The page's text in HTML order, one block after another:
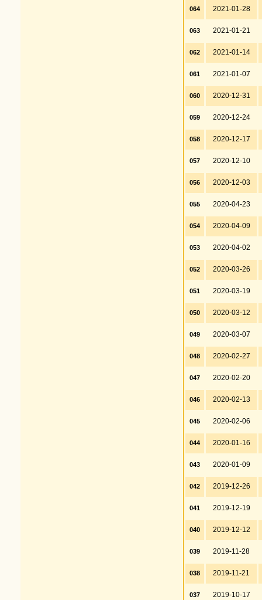
064 2021-01-28
063 2021-01-21
062 2021-01-14
061 2021-01-07
060 2020-12-31
059 2020-12-24
058 2020-12-17
057 2020-12-10
056 2020-12-03
055 2020-04-23
054 2020-04-09
053 2020-04-02
052 2020-03-26
051 2020-03-19
050 2020-03-12
049 2020-03-07
048 2020-02-27
047 2020-02-20
046 2020-02-13
045 2020-02-06
044 2020-01-16
043 2020-01-09
042 2019-12-26
041 2019-12-19
040 2019-12-12
039 2019-11-28
038 2019-11-21
037 2019-10-17